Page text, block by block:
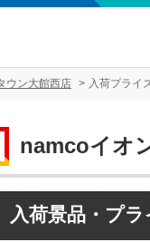
ウン大館西店 入荷プライ
namcoイオ
入荷景品・プ